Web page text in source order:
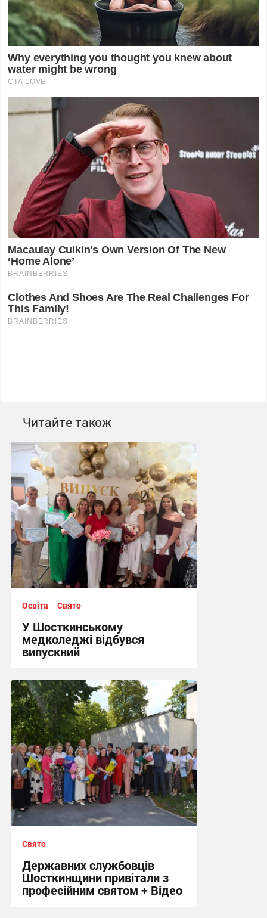
Читайте також
Освіта Свято
У Шосткинському
медколеджі відбувся
випускний
22:49, 30.06.2026
Свято
Державних службовців
Шосткинщини привітали з
професійним святом + Відео